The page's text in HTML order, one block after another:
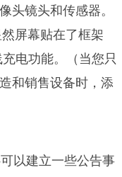
头镜头和传感器。
屏幕贴在了框架
电功能。（当您只
和销售设备时，添
以建立一些公告事